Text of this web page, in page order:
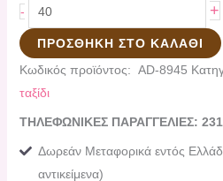
- +
ΠΡΟΣΘΉΚΗ ΣΤΟ ΚΑΛΆΘΙ
Κωδικός προϊόντος: AD-8945
ταξίδι
ΤΗΛΕΦΩΝΙΚΕΣ ΠΑΡΑΓΓΕΛΙΕΣ:
Δωρεάν Μεταφορικά εντός
αντικείμενα)